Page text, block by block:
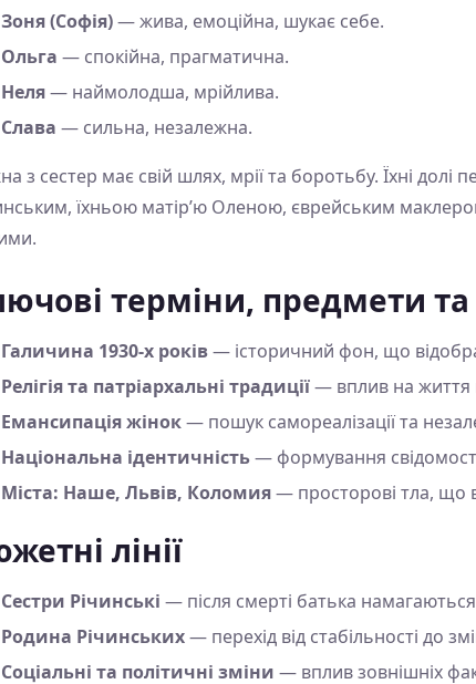
Зоня (Софія)— жива, емоційна, шукає себе.
Ольга — спокійна, прагматична.
Неля— наймолодша, мрійлива.
Слава — сильна, незалежна.
з сестер має свій шлях, мрії та боротьбу. Їхні
їхньою матір’ю Оленою, єврейським
терміни, предмети
Галичина 1930-х років— історичний фон, що
Релігія та патріархальні традиції— вплив на життя
Емансипація жінок— пошук самореалізації та
Національна ідентичність— формування
Міста: Наше, Львів, Коломия— просторові тла, що
лінії
Сестри Річинські — після смерті батька
Родина Річинських— перехід від стабільності до
Соціальні та політичні зміни — вплив зовнішніх